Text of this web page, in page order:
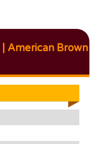
| American Brown